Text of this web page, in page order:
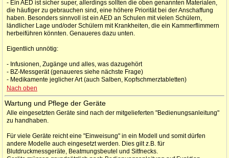
- Ein AED ist sicher super, allerdings sollten die oben genannten Materialen,
die häufiger zu gebrauchen sind, eine höhere Priorität bei der Anschaffung
haben. Besonders sinnvoll ist ein AED an Schulen mit vielen Schülern,
ländlicher Lage und/oder Schülern mit Krankheiten, die ein Kammerflimmern
herbeiführen könnten. Genaueres dazu unten.
Eigentlich unnötig:
- Infusionen, Zugänge und alles, was dazugehört
- BZ-Messgerät (genaueres siehe nächste Frage)
- Medikamente jeglicher Art (auch Salben, Kopfschmerztabletten)
Nach oben
Wartung und Pflege der Geräte
Alle eingesetzten Geräte sind nach der mitgelieferten "Bedienungsanleitung"
zu handhaben.
Für viele Geräte reicht eine "Einweisung" in ein Modell und somit dürfen
andere Modelle auch eingesetzt werden. Dies gilt z.B. für
Blutdruckmessgeräte, Beatmungsbeutel und Sitfnecks.